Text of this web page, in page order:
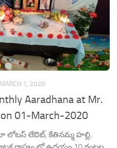
MARCH 1, 2020
Aaradhana at Mr.
on 01-March-2020
లోటస్ లేఔట్, కేతినమ్మ హల్లి,